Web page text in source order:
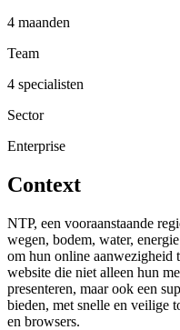
4 maanden
Team
4 specialisten
Sector
Enterprise
Context
NTP, een vooraanstaande
wegen, bodem, water,
om hun online aanwezigheid
website die niet alleen hun
presenteren, maar ook een
bieden, met snelle en veilige
en browsers.